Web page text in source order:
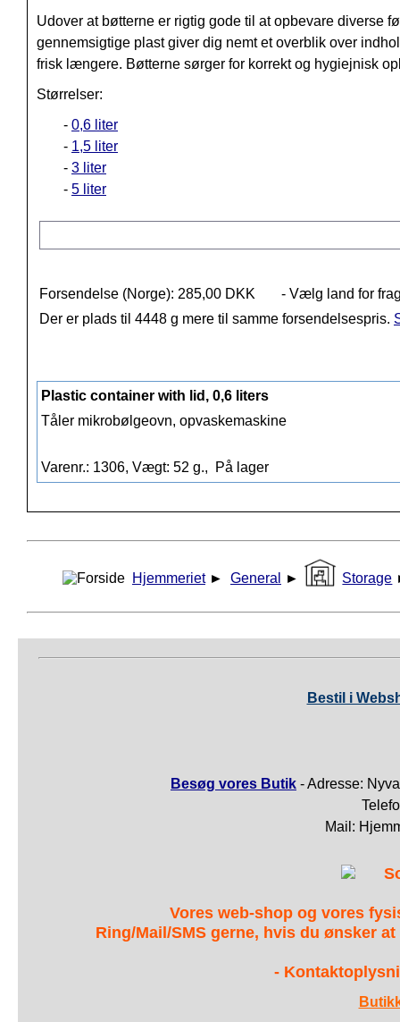
Udover at bøtterne er rigtig gode til at opbevare diverse
gennemsigtige plast giver dig nemt et overblik over
frisk længere. Bøtterne sørger for korrekt og hygiejnisk
Størrelser:
- 0,6 liter
- 1,5 liter
- 3 liter
- 5 liter
Forsendelse (Norge): 285,00 DKK
- Vælg land for
Der er plads til 4448 g mere til samme forsendelsespris.
Plastic container with lid, 0,6 liters
Tåler mikrobølgeovn, opvaskemaskine
Varenr.: 1306, Vægt: 52 g., På lager
Hjemmeriet ► General ► Storage
Bestil i
Besøg vores Butik - Adresse:
Mail:
Vores web-shop og vores
Ring/Mail/SMS gerne, hvis du ønsker
-